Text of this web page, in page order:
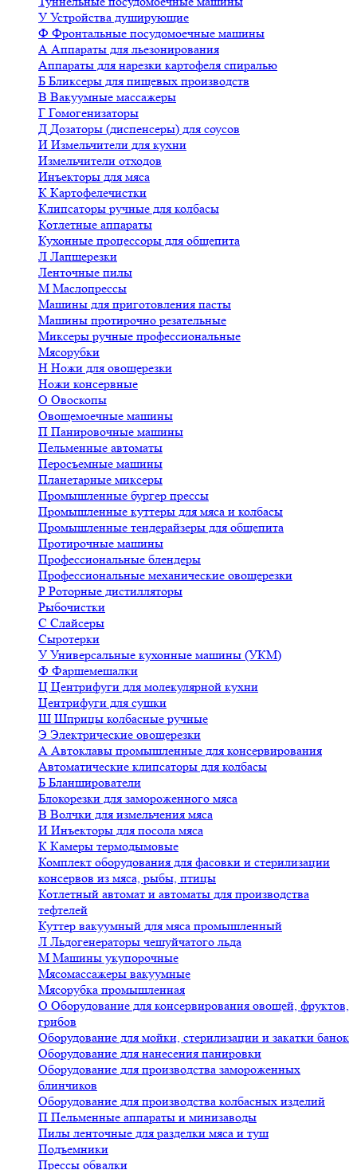
У Устройства душирующие
Ф Фронтальные посудомоечные машины
А Аппараты для льезонирования
Аппараты для нарезки картофеля спиралью
Б Бликсеры для пищевых производств
В Вакуумные массажеры
Г Гомогенизаторы
Д Дозаторы (диспенсеры) для соусов
И Измельчители для кухни
Измельчители отходов
Инъекторы для мяса
К Картофелечистки
Клипсаторы ручные для колбасы
Котлетные аппараты
Кухонные процессоры для общепита
Л Лапшерезки
Ленточные пилы
М Маслопрессы
Машины для приготовления пасты
Машины протирочно резательные
Миксеры ручные профессиональные
Мясорубки
Н Ножи для овощерезки
Ножи консервные
О Овоскопы
Овощемоечные машины
П Панировочные машины
Пельменные автоматы
Перосъемные машины
Планетарные миксеры
Промышленные бургер прессы
Промышленные куттеры для мяса и колбасы
Промышленные тендерайзеры для общепита
Протирочные машины
Профессиональные блендеры
Профессиональные механические овощерезки
Р Роторные дистилляторы
Рыбочистки
С Слайсеры
Сыротерки
У Универсальные кухонные машины (УКМ)
Ф Фаршемешалки
Ц Центрифуги для молекулярной кухни
Центрифуги для сушки
Ш Шприцы колбасные ручные
Э Электрические овощерезки
А Автоклавы промышленные для консервирования
Автоматические клипсаторы для колбасы
Б Бланширователи
Блокорезки для замороженного мяса
В Волчки для измельчения мяса
И Инъекторы для посола мяса
К Камеры термодымовые
Комплект оборудования для фасовки и стерилизации
консервов из мяса, рыбы, птицы
Котлетный автомат и автоматы для производства
тефтелей
Куттер вакуумный для мяса промышленный
Л Льдогенераторы чешуйчатого льда
М Машины укупорочные
Мясомассажеры вакуумные
Мясорубка промышленная
О Оборудование для консервирования овощей, фруктов,
грибов
Оборудование для мойки, стерилизации и закатки банок
Оборудование для нанесения панировки
Оборудование для производства замороженных
блинчиков
Оборудование для производства колбасных изделий
П Пельменные аппараты и минизаводы
Пилы ленточные для разделки мяса и туш
Подъемники
Прессы обвалки